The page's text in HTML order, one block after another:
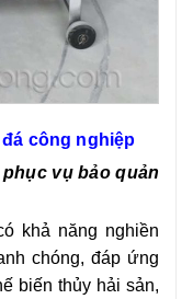
công nghiệp
vụ bảo quản
khả năng nghiền
chóng, đáp ứng
biến thủy hải sản,